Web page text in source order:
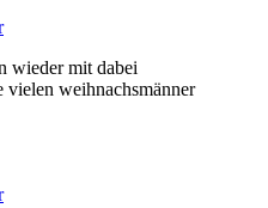
wieder mit dabei
weihnachsmänner